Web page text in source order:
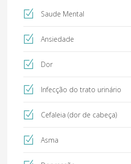
Saude Mental
Ansiedade
Dor
Infecção do trato urinário
Cefaleia (dor de cabeça)
Asma